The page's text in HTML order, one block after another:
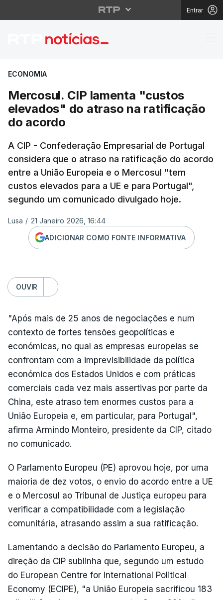
Entrar
Mercosul. CIP
ECONOMIA
Mercosul. CIP lamenta "custos
elevados" do atraso na ratificação
do acordo
A CIP - Confederação Empresarial de Portugal
considera que o atraso na ratificação do acordo
entre a União Europeia e o Mercosul "tem
custos elevados para a UE e para Portugal",
segundo um comunicado divulgado hoje.
Lusa / 21 Janeiro 2026, 16:44
ADICIONAR COMO FONTE INFORMATIVA
OUVIR
"Após mais de 25 anos de negociações e num
contexto de fortes tensões geopolíticas e
económicas, no qual as empresas europeias se
confrontam com a imprevisibilidade da política
económica dos Estados Unidos e com práticas
comerciais cada vez mais assertivas por parte da
China, este atraso tem enormes custos para a
União Europeia e, em particular, para Portugal",
afirma Armindo Monteiro, presidente da CIP, citado
no comunicado.
O Parlamento Europeu (PE) aprovou hoje, por uma
maioria de dez votos, o envio do acordo entre a UE
e o Mercosul ao Tribunal de Justiça europeu para
verificar a compatibilidade com a legislação
comunitária, atrasando assim a sua ratificação.
Lamentando a decisão do Parlamento Europeu, a
direção da CIP sublinha que, segundo um estudo
do European Centre for International Political
Economy (ECIPE), "a União Europeia sacrificou 183